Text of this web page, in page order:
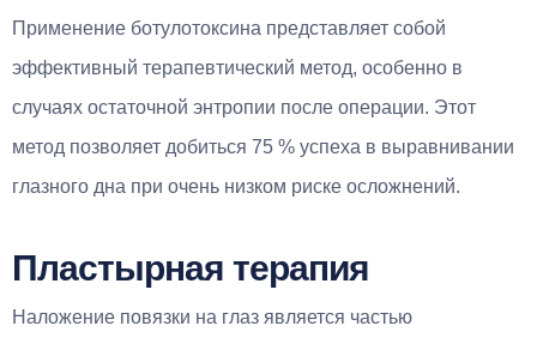
Применение ботулотоксина представляет собой
эффективный терапевтический метод, особенно в
случаях остаточной энтропии после операции. Этот
метод позволяет добиться 75 % успеха в выравнивании
глазного дна при очень низком риске осложнений.
Пластырная терапия
Наложение повязки на глаз является частью